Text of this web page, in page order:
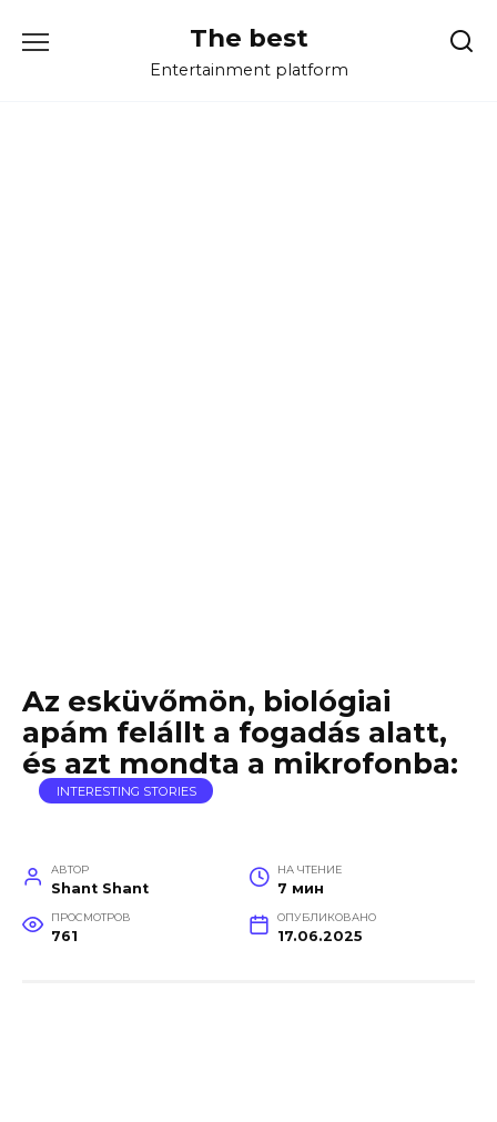
The best
Entertainment platform
Az esküvőmön, biológiai
apám felállt a fogadás alatt,
és azt mondta a mikrofonba:
INTERESTING STORIES
АВТОР
Shant Shant
НА ЧТЕНИЕ
7 мин
ПРОСМОТРОВ
761
ОПУБЛИКОВАНО
17.06.2025